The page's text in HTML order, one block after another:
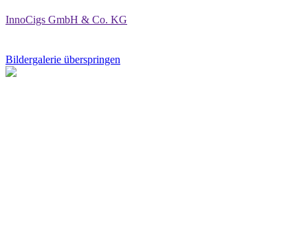
InnoCigs GmbH & Co. KG
Bildergalerie überspringen